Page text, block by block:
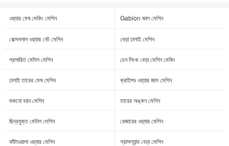
ওয়্যার মেষ মেকিং মেশিন Gabion জাল মেশিন
হেক্সনলাল ওয়্যার নেট মেশিন বেড়া ঢালাই মেশিন
প্রসারিত মেটাল মেশিন চেন লিংক বেড়া মেশিন মেকিং
ঢালাই তারের মেষ মেশিন ক্রাইফ্ড ওয়্যার জাল মেশিন
শুকনো বয়ন মেশিন তারের অঙ্কন মেশিন
ছিদ্রযুক্ত মেটাল মেশিন রেজারের ওয়্যার মেশিন
কাঁটাওয়ালা ওয়্যার মেশিন গ্রাসল্যান্ড বেড়া মেশিন